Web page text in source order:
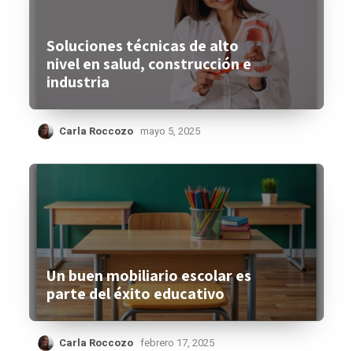
Soluciones técnicas de alto
nivel en salud, construcción e
industria
Carla Roccozo mayo 5, 2025
Un buen mobiliario escolar es
parte del éxito educativo
Carla Roccozo febrero 17, 2025